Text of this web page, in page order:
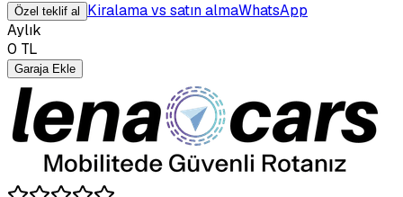
Özel teklif al Kiralama vs satın almaWhatsApp
Aylık
0 TL
Garaja Ekle